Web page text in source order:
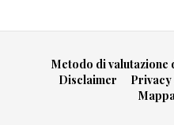
Metodo di
Disclaimer